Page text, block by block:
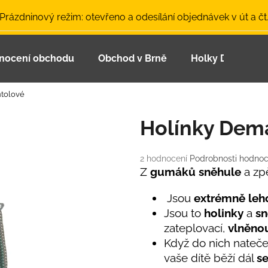
režim: otevřeno a odesílání objednávek v út a čt.
obchodu Obchod v Brně Holky Dupeťačky
Průměrné
hodnocení
produktu
hvězdiček.
2 hodnocení Podrobnosti
Holínky
Z gumáků sněhule a
Jsou extrémně
Jsou to holinky a
zateplovací,
Když do nich
vaše dítě běží dál
Co potřebujete najít?
ČEPICE UV 30 SVĚTLE MODRÁ
BAMBUSOVÉ